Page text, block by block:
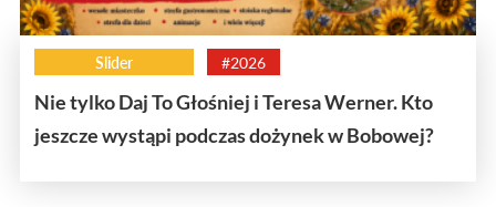
Slider #2026
Nie tylko Daj To Głośniej i Teresa Werner. Kto
jeszcze wystąpi podczas dożynek w Bobowej?